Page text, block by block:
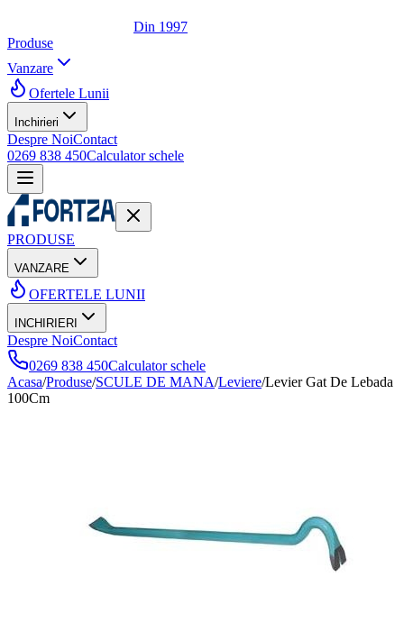
Din 1997
Produse
Vanzare
Ofertele Lunii
Inchirieri
Despre NoiContact
0269 838 450Calculator schele
PRODUSE
VANZARE
OFERTELE LUNII
INCHIRIERI
Despre NoiContact
0269 838 450Calculator schele
Acasa/Produse/SCULE DE MANA/Leviere/Levier Gat De Lebada
100Cm